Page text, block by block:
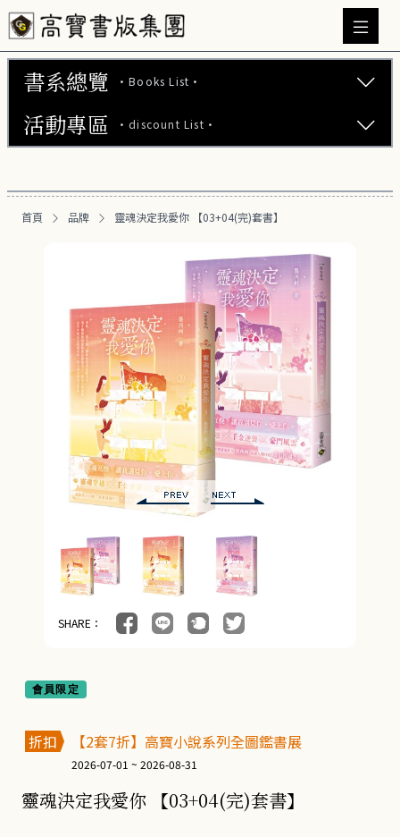
書系總覽 ·Books List·
文學小說 (737)
親子教養 (14)
人文史哲 (74)
活動專區 ·discount List·
【2本7折】高寶小說系列全圖鑑書展
【2套7折】高寶小說系列全圖鑑書展
【66折】高寶小說系列全圖鑑書展
首頁 品牌 靈魂決定我愛你 【03+04(完)套書】
SHARE：
會員限定
折扣 【2套7折】高寶小說系列全圖鑑書展
2026-07-01 ~ 2026-08-31
靈魂決定我愛你 【03+04(完)套書】